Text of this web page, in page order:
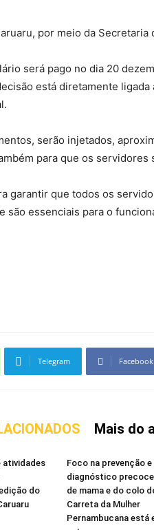
por meio da
será pago no dia 20
está diretamente
serão injetados,
para que os
garantir que todos os
são essenciais para o
Telegram Facebook
Mais do
atividades
do
Foco na prevenção e
diagnóstico
de mama e do colo
Carreta da Mulher
Pernambucana está